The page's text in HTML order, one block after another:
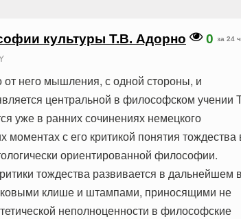
культуры Т.В. Адорно 0 за 24
него мышления, с одной стороны, и
центральной в философском учении
уже в ранних сочинениях немецкого
с его критикой понятия тождества
ориентированной философии.
тождества развивается в дальнейшем
клише и штампами, приносящими не
неполноценности в философские